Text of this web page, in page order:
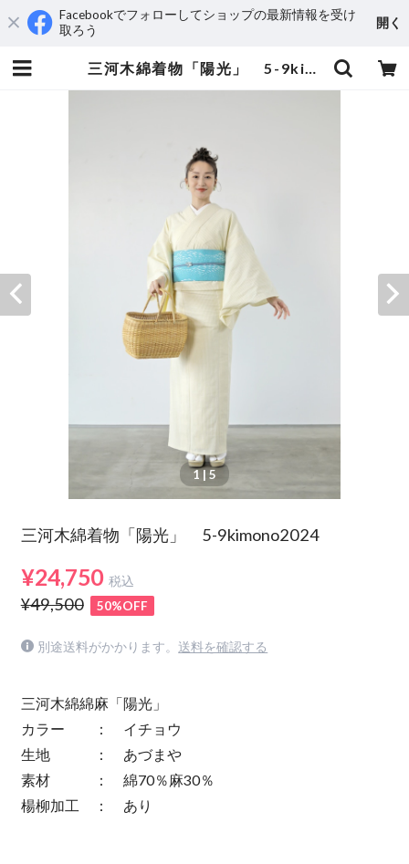
Facebookでフォローしてショップの最新情報を受け
取ろう
開く
三河木綿着物「陽光」 5-9kimono2024 | えんや呉服店 ウェブショップ
1 | 5
三河木綿着物「陽光」 5-9kimono2024
¥24,750 税込
¥49,500 50%OFF
別途送料がかかります。 送料を確認する
三河木綿綿麻「陽光」
カラー ： イチョウ
生地 ： あづまや
素材 ： 綿70％麻30％
楊柳加工 ： あり